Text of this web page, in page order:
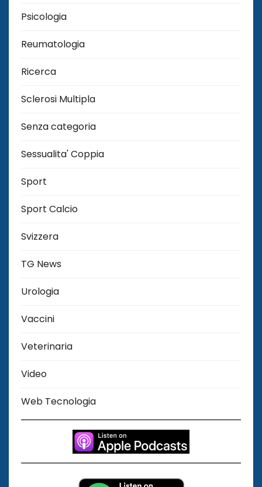
Psicologia
Reumatologia
Ricerca
Sclerosi Multipla
Senza categoria
Sessualita' Coppia
Sport
Sport Calcio
Svizzera
TG News
Urologia
Vaccini
Veterinaria
Video
Web Tecnologia